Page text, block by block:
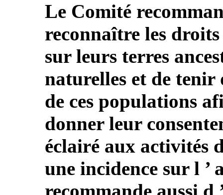
Le Comité
reconnaître les
sur leurs terres
naturelles et de tenir
de ces populations
donner leur
éclairé aux activités
une incidence sur l ’